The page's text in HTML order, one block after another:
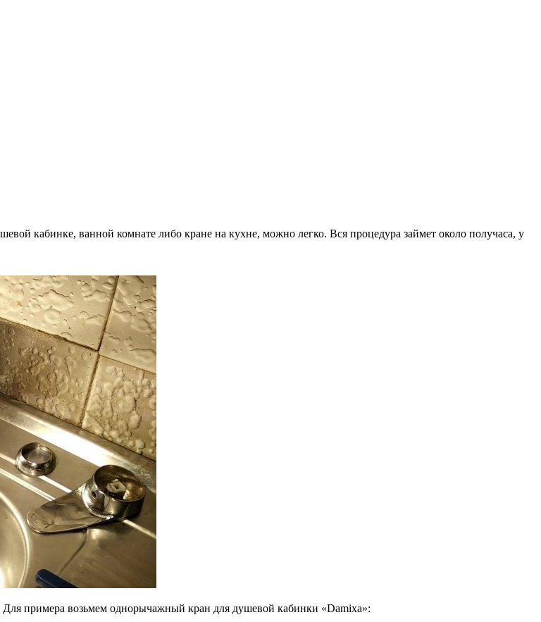
кабинке, ванной комнате либо кране на кухне, можно легко. Вся процедура займет около получаса, у
примера возьмем однорычажный кран для душевой кабинки «Damixa»: